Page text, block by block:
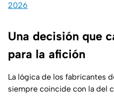
2026
Una decisión que
para la afición
La lógica de los fabricantes
siempre coincide con la del